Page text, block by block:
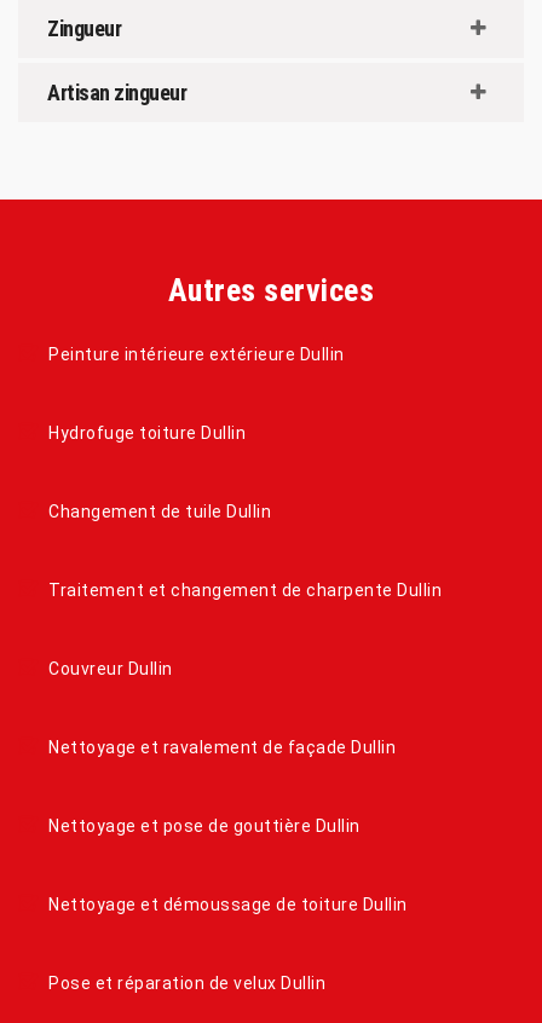
Zingueur
Artisan zingueur
Autres services
Peinture intérieure extérieure Dullin
Hydrofuge toiture Dullin
Changement de tuile Dullin
Traitement et changement de charpente Dullin
Couvreur Dullin
Nettoyage et ravalement de façade Dullin
Nettoyage et pose de gouttière Dullin
Nettoyage et démoussage de toiture Dullin
Pose et réparation de velux Dullin